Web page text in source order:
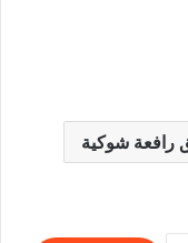
رافعة شوكية